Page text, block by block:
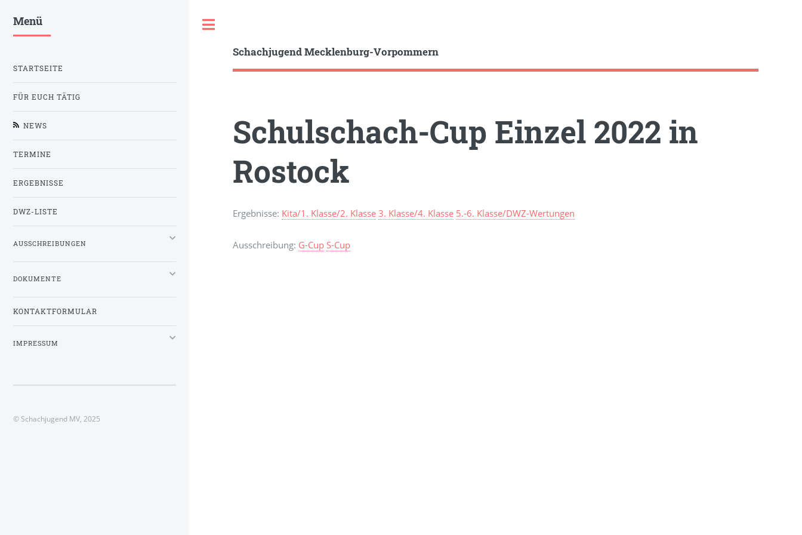
Schachjugend Mecklenburg-Vorpommern
Schulschach-Cup Einzel 2022 in
Rostock
Ergebnisse: Kita/1. Klasse/2. Klasse 3. Klasse/4. Klasse 5.-6. Klasse/DWZ-Wertungen
Ausschreibung: G-Cup S-Cup
Menü
STARTSEITE
FÜR EUCH TÄTIG
NEWS
TERMINE
ERGEBNISSE
DWZ-LISTE
AUSSCHREIBUNGEN
DOKUMENTE
KONTAKTFORMULAR
IMPRESSUM
© Schachjugend MV, 2025